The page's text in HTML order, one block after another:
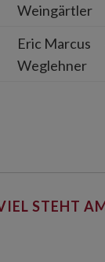
Weingärtler
Eric Marcus
Weglehner
STEHT